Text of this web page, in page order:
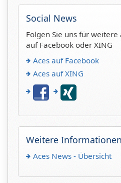
Social News
Folgen Sie uns für
auf Facebook oder XING
Aces auf Facebook
Aces auf XING
Weitere Informationen
Aces News - Übersicht